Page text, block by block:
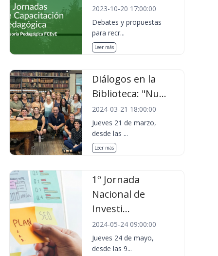
2023-10-20 17:00:00
Debates y propuestas
para recr...
Leer más
Diálogos en la
Biblioteca: "Nu...
2024-03-21 18:00:00
Jueves 21 de marzo,
desde las ...
Leer más
1º Jornada
Nacional de
Investi...
2024-05-24 09:00:00
Jueves 24 de mayo,
desde las 9...